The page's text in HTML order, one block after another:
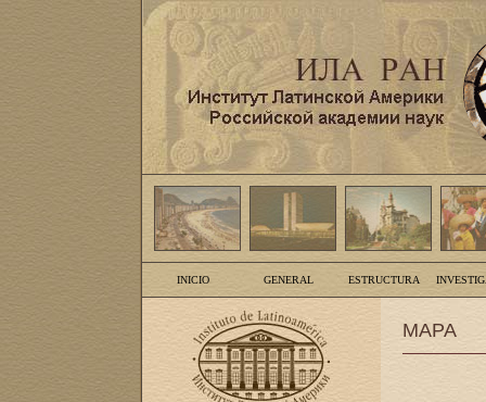
INICIO GENERAL ESTRUCTURA
MAPA